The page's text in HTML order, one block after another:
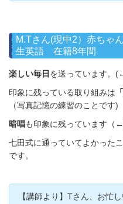
M.Tさん(現中2）赤ちゃ
生英語 在籍8年間
楽しい毎日 を送っています。
印象に残っている取り組みは
（写真記憶の練習のことです)
暗唱も印象に残っています（
七田式に通っていてよかったこ
です。
【講師より】Tさん、お忙